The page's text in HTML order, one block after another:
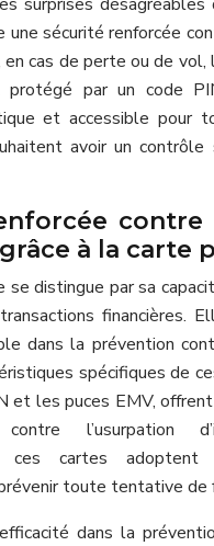
une sécurité renforcée
cas de perte ou de vol,
par un code
et accessible pour
avoir un
contre
à la carte
se distingue par sa
financières.
dans la prévention
spécifiques de
et les puces EMV,
contre l’usurpation
ces cartes adoptent
toute tentative de
dans la